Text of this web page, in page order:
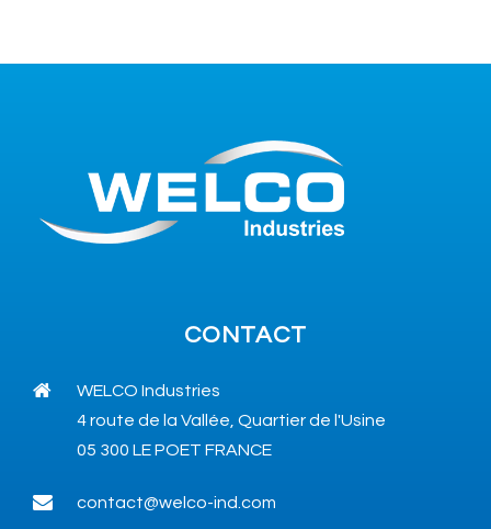
CONTACT
WELCO Industries
4 route de la Vallée, Quartier de l'Usine
05 300 LE POET FRANCE
contact@welco-ind.com